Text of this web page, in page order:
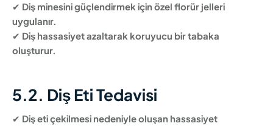
✔ Diş minesini güçlendirmek için özel florür jelleri
uygulanır.
✔ Diş hassasiyet azaltarak koruyucu bir tabaka
oluşturur.
5.2. Diş Eti Tedavisi
✔ Diş eti çekilmesi nedeniyle oluşan hassasiyet